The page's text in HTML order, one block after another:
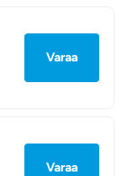
Varaa
Varaa